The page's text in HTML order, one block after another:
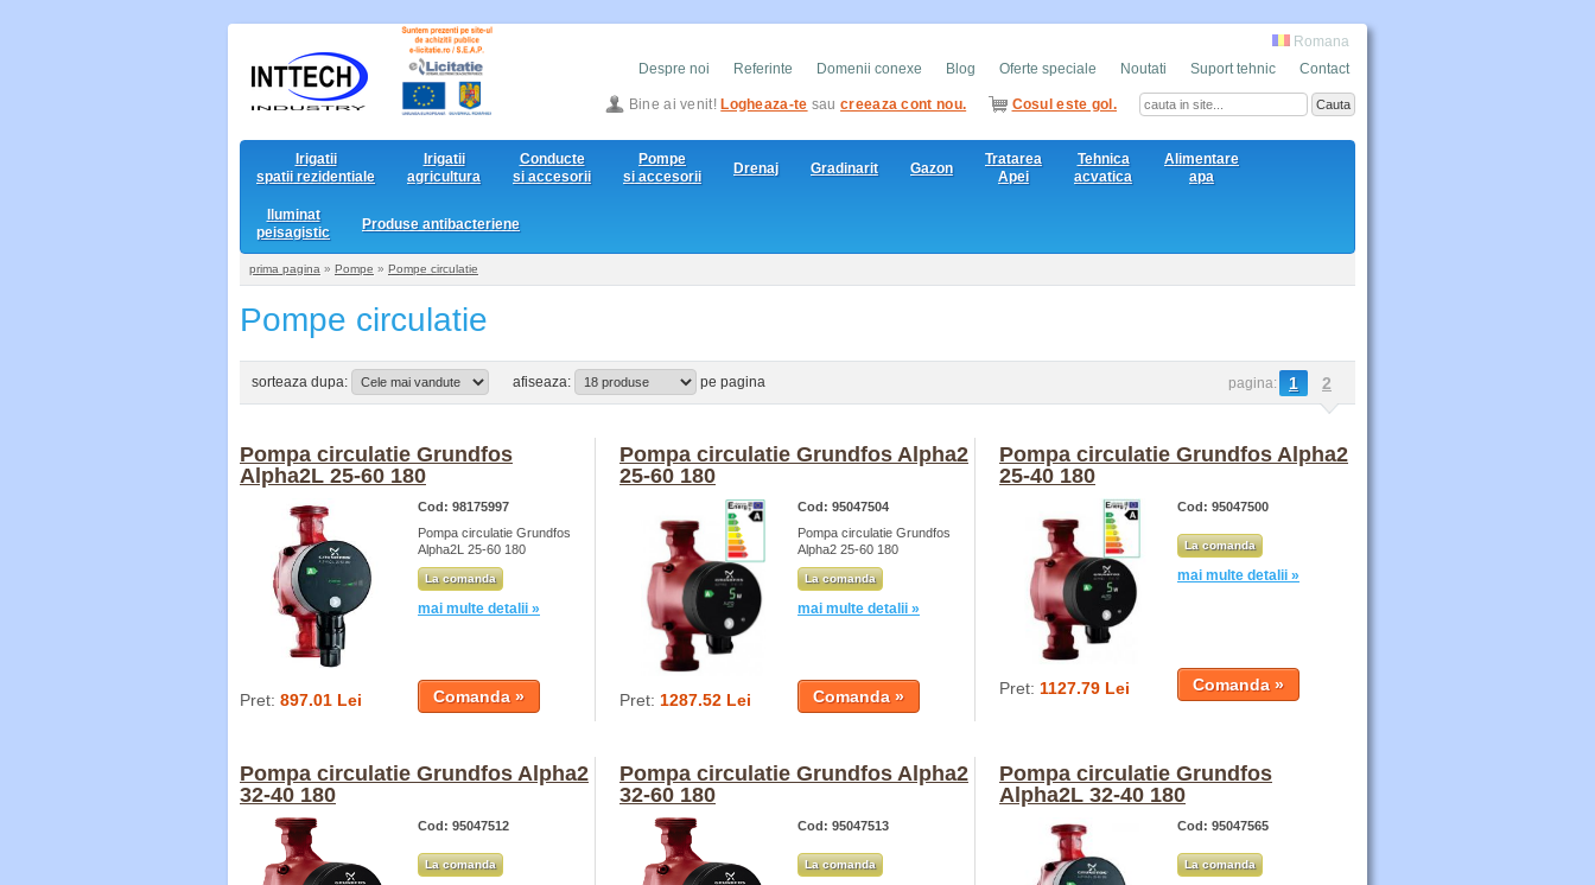
Romana
Despre noi
Referinte Domenii conexe Blog Oferte speciale Noutati Suport tehnic Contact
Bine ai venit! Logheaza-te saucreeaza cont nou. Cosul este gol.
Irigatii
spatii rezidentiale
Irigatii
agricultura
Conducte
si accesorii
Pompe
si accesorii
Drenaj Gradinarit Gazon
Tratarea
Apei
Tehnica
acvatica
Alimentare
apa
Iluminat
peisagistic
Produse antibacteriene
prima pagina » Pompe » Pompe circulatie
Pompe circulatie
sorteaza dupa: afiseaza: pe pagina pagina: 1 2
Pompa circulatie Grundfos
Alpha2L 25-60 180
Cod: 98175997
Pompa circulatie Grundfos
Alpha2L 25-60 180
La comanda
mai multe detalii »
Pret: 897.01 Lei
Pompa circulatie Grundfos Alpha2
25-60 180
Cod: 95047504
Pompa circulatie Grundfos
Alpha2 25-60 180
La comanda
mai multe detalii »
Pret: 1287.52 Lei
Pompa circulatie Grundfos Alpha2
25-40 180
Cod: 95047500
La comanda
mai multe detalii »
Pret: 1127.79 Lei
Pompa circulatie Grundfos Alpha2
32-40 180
Cod: 95047512
La comanda
Pompa circulatie Grundfos Alpha2
32-60 180
Cod: 95047513
La comanda
Pompa circulatie Grundfos
Alpha2L 32-40 180
Cod: 95047565
La comanda